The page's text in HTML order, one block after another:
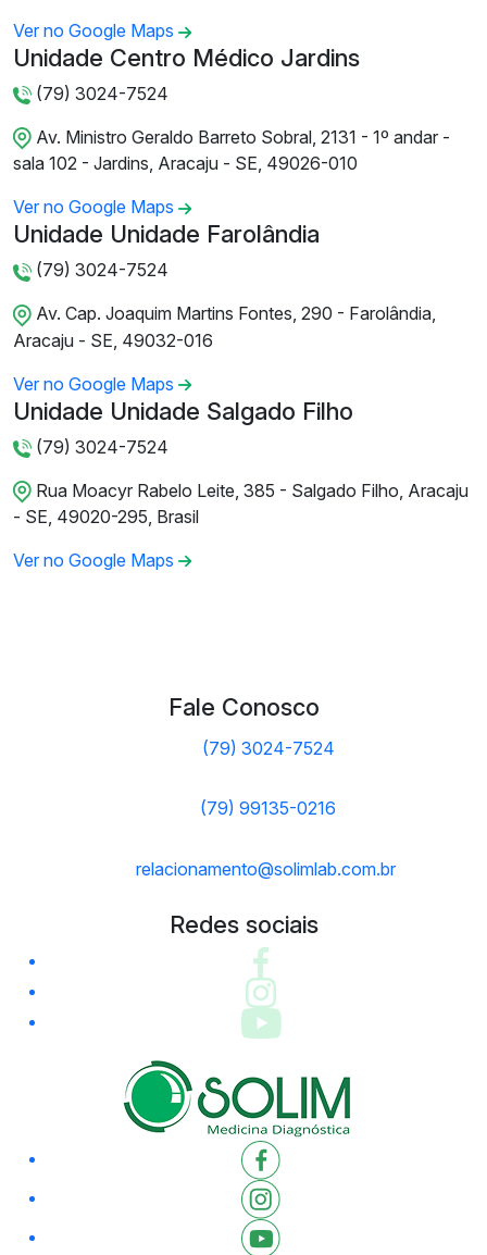
Ver no Google Maps
Unidade Centro Médico Jardins
(79) 3024-7524
Av. Ministro Geraldo Barreto Sobral, 2131 - 1º andar -
sala 102 - Jardins, Aracaju - SE, 49026-010
Ver no Google Maps
Unidade Unidade Farolândia
(79) 3024-7524
Av. Cap. Joaquim Martins Fontes, 290 - Farolândia,
Aracaju - SE, 49032-016
Ver no Google Maps
Unidade Unidade Salgado Filho
(79) 3024-7524
Rua Moacyr Rabelo Leite, 385 - Salgado Filho, Aracaju
- SE, 49020-295, Brasil
Ver no Google Maps
Fale Conosco
(79) 3024-7524
(79) 99135-0216
relacionamento@solimlab.com.br
Redes sociais